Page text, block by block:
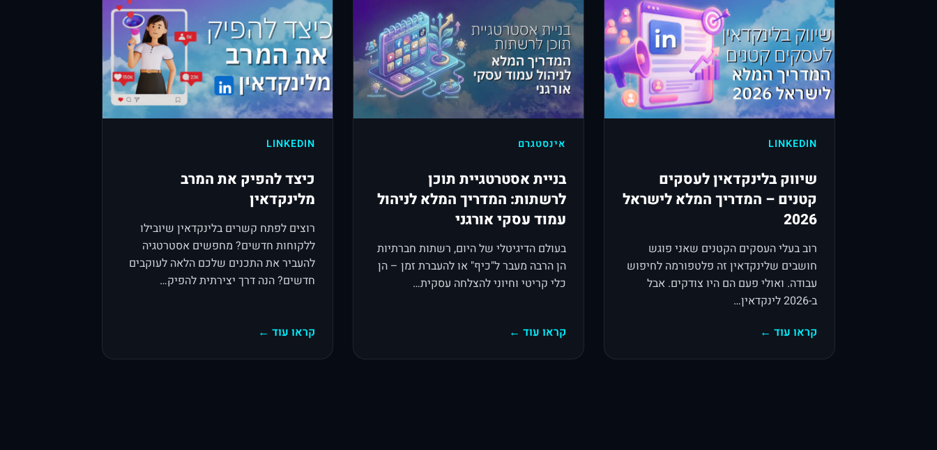
LINKEDIN
שיווק בלינקדאין לעסקים
קטנים – המדריך המלא לישראל
2026
רוב בעלי העסקים הקטנים שאני פוגש
חושבים שלינקדאין זה פלטפורמה לחיפוש
עבודה. ואולי פעם הם היו צודקים. אבל
ב-2026 לינקדאין…
קראו עוד ←
אינסטגרם
בניית אסטרטגיית תוכן
לרשתות: המדריך המלא לניהול
עמוד עסקי אורגני
בעולם הדיגיטלי של היום, רשתות חברתיות
הן הרבה מעבר ל"כיף" או להעברת זמן – הן
כלי קריטי וחיוני להצלחה עסקית…
קראו עוד ←
LINKEDIN
כיצד להפיק את המרב
מלינקדאין
רוצים לפתח קשרים בלינקדאין שיובילו
ללקוחות חדשים? מחפשים אסטרטגיה
להעביר את התכנים שלכם הלאה לעוקבים
חדשים? הנה דרך יצירתית להפיק…
קראו עוד ←